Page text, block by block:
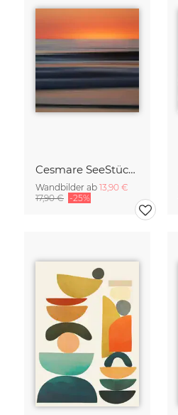
Cesmare SeeStück No.09
Wandbilder ab 13,90 €
17,90 € -25%